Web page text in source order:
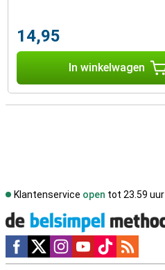
14,95
In winkelwagen
Klantenservice open tot 23.59 uur
Social media